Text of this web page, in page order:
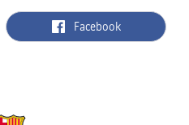
label.aria.facebook
Facebook